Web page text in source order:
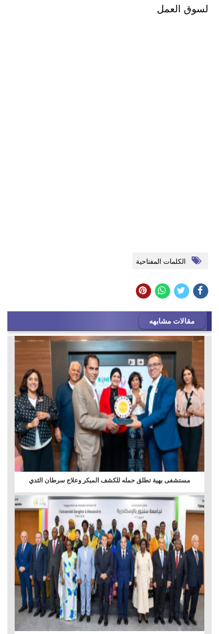
لسوق العمل
الكلمات المفتاحية
مقالات مشابهه
مستشفى بهية تطلق حمله للكشف المبكر وعلاج سرطان الثدي